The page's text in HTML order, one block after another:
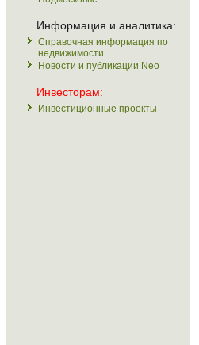
Информация и аналитика:
Справочная информация по
недвижимости
Новости и публикации Neo
Инвесторам:
Инвестиционные проекты